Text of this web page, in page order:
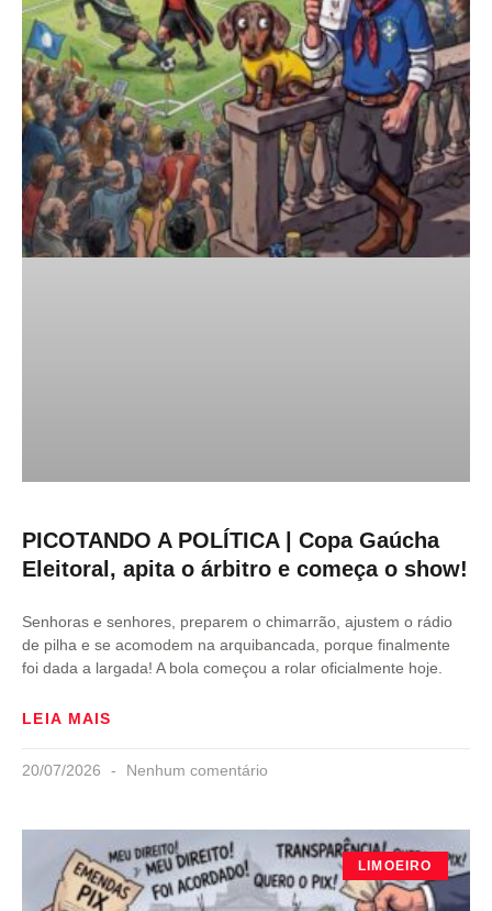
PICOTANDO A POLÍTICA | Copa Gaúcha
Eleitoral, apita o árbitro e começa o show!
Senhoras e senhores, preparem o chimarrão, ajustem o rádio
de pilha e se acomodem na arquibancada, porque finalmente
foi dada a largada! A bola começou a rolar oficialmente hoje.
LEIA MAIS
20/07/2026 Nenhum comentário
LIMOEIRO